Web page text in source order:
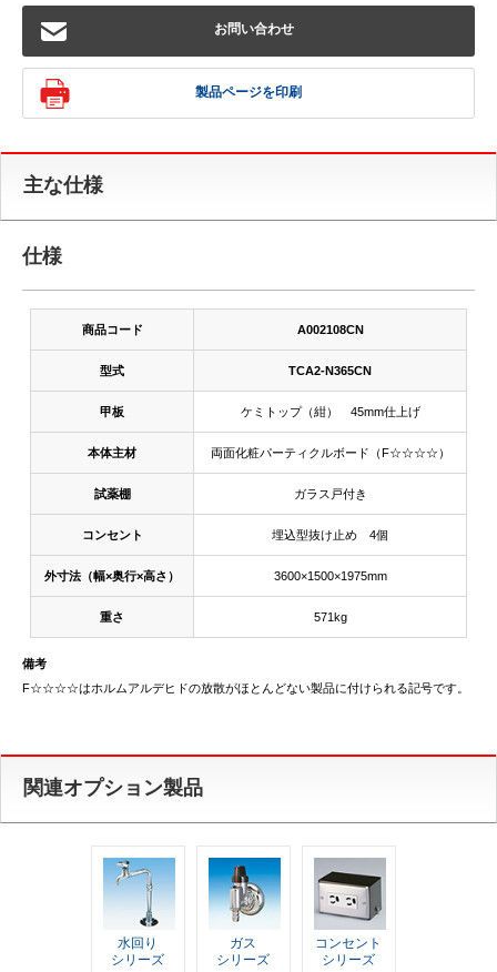
お問い合わせ
製品ページを印刷
主な仕様
仕様
商品コード A002108CN
型式 TCA2-N365CN
甲板 ケミトップ（紺） 45mm仕上げ
本体主材 両面化粧パーティクルボード（F☆☆☆☆）
試薬棚 ガラス戸付き
コンセント 埋込型抜け止め 4個
外寸法（幅×奥行×高さ） 3600×1500×1975mm
重さ 571kg
備考
F☆☆☆☆はホルムアルデヒドの放散がほとんどない製品に付けられる記号です。
関連オプション製品
水回り
シリーズ
ガス
シリーズ
コンセント
シリーズ